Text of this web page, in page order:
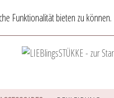
Funktionalität bieten zu können.